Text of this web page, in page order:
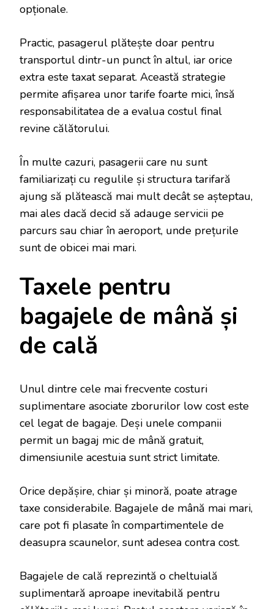
opționale.
Practic, pasagerul plătește doar pentru
transportul dintr-un punct în altul, iar orice
extra este taxat separat. Această strategie
permite afișarea unor tarife foarte mici, însă
responsabilitatea de a evalua costul final
revine călătorului.
În multe cazuri, pasagerii care nu sunt
familiarizați cu regulile și structura tarifară
ajung să plătească mai mult decât se așteptau,
mai ales dacă decid să adauge servicii pe
parcurs sau chiar în aeroport, unde prețurile
sunt de obicei mai mari.
Taxele pentru
bagajele de mână și
de cală
Unul dintre cele mai frecvente costuri
suplimentare asociate zborurilor low cost este
cel legat de bagaje. Deși unele companii
permit un bagaj mic de mână gratuit,
dimensiunile acestuia sunt strict limitate.
Orice depășire, chiar și minoră, poate atrage
taxe considerabile. Bagajele de mână mai mari,
care pot fi plasate în compartimentele de
deasupra scaunelor, sunt adesea contra cost.
Bagajele de cală reprezintă o cheltuială
suplimentară aproape inevitabilă pentru